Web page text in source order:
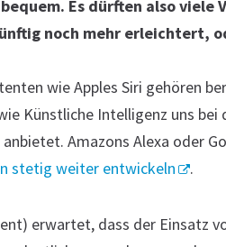
Es dürften also viele
noch mehr erleichtert,
wie Apples Siri gehören
Künstliche Intelligenz uns bei
Amazons Alexa oder
stetig weiter entwickeln .
erwartet, dass der Einsatz